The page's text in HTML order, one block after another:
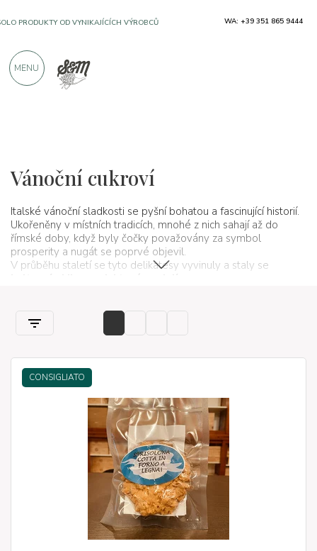
Vánoční cukroví
Italské vánoční sladkosti se pyšní bohatou a fascinující historií.
Ukořeněny v místních tradicích, mnohé z nich sahají až do
římské doby, když byly čočky považovány za symbol
prosperity a nugát se poprvé objevil.
V průběhu staletí se tyto delikatesy vyvinuly a staly se
kulturními ikonami, které spojují generace
CONSIGLIATO
PRODUKTY OD VYNIKAJÍCÍCH VÝROBCŮ
NEŽ 900 POZITIVNÍCH RECENZÍ
WA: +39 351 865 9444
MENU